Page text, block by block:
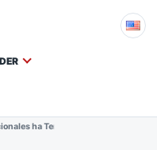
ha Terminado: El Cambio al